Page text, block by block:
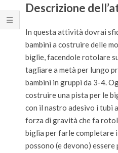
Descrizione
In questa attività dovrai
bambini a costruire delle
biglie, facendole rotolare
tagliare a metà per lungo
bambini in gruppi da 3-4.
costruire una pista per le
con il nastro adesivo i tubi
forza di gravità che fa
biglia per farle completare
possono (e devono)